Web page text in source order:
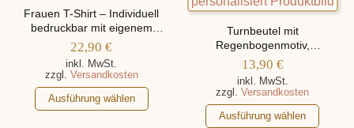
Optionen
können
Produktseite
gewählt
werden
auf.
Optionen
können
der
Produktseite
Frauen T-Shirt – Individuell
bedruckbar mit eigenem
Motiv
22,90€
inkl. MwSt.
zzgl. Versandkosten
Ausführung wählen
Dieses
Produkt
Turnbeutel mit
Regenbogenmotiv,
personalisiert mit Namen
13,90 €
inkl. MwSt.
zzgl.Versandkosten
Ausführung wählen
Dieses